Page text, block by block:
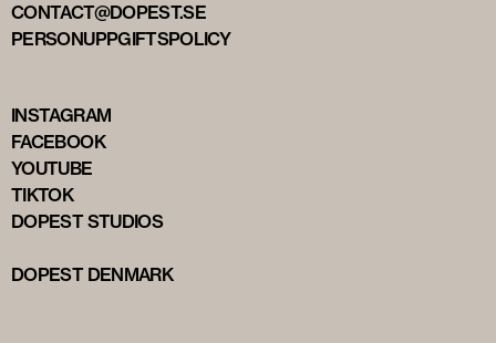
CONTACT@DOPEST.SE
PERSONUPPGIFTSPOLICY
INSTAGRAM
FACEBOOK
YOUTUBE
TIKTOK
DOPEST STUDIOS
DOPEST DENMARK